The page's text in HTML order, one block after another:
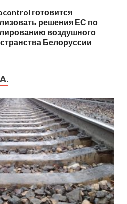
готовится
решения ЕС по
воздушного
Белоруссии